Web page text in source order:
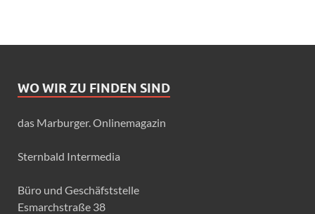
WO WIR ZU FINDEN SIND
das Marburger. Onlinemagazin
Sternbald Intermedia
Büro und Geschäfststelle
Esmarchstraße 38